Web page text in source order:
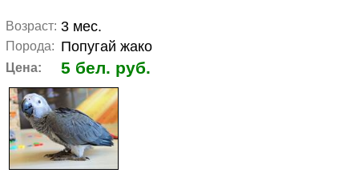
Возраст: 3 мес.
Порода: Попугай жако
Цена: 5 бел. руб.